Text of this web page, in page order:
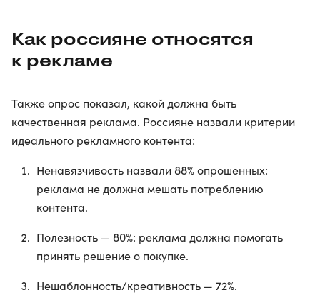
Как россияне относятся
к рекламе
Также опрос показал, какой должна быть
качественная реклама. Россияне назвали критерии
идеального рекламного контента:
Ненавязчивость назвали 88% опрошенных:
реклама не должна мешать потреблению
контента.
Полезность — 80%: реклама должна помогать
принять решение о покупке.
Нешаблонность/креативность — 72%.